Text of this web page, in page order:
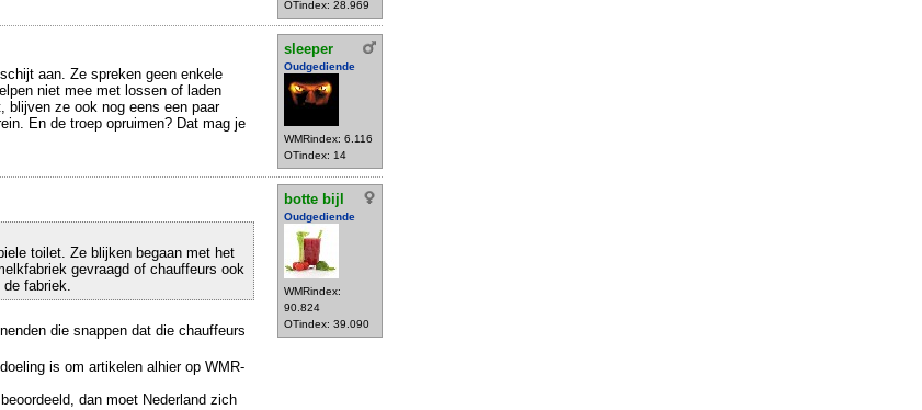
OTindex: 28.969
sleeper
Oudgediende
WMRindex: 6.116
OTindex: 14
aan. Ze spreken geen enkele
niet mee met lossen of laden
blijven ze ook nog eens een paar
En de troep opruimen? Dat mag je
botte bijl
Oudgediende
WMRindex:
90.824
OTindex: 39.090
toilet. Ze blijken begaan met het
gevraagd of chauffeurs ook
de fabriek.
die snappen dat die chauffeurs
is om artikelen alhier op WMR-
dan moet Nederland zich